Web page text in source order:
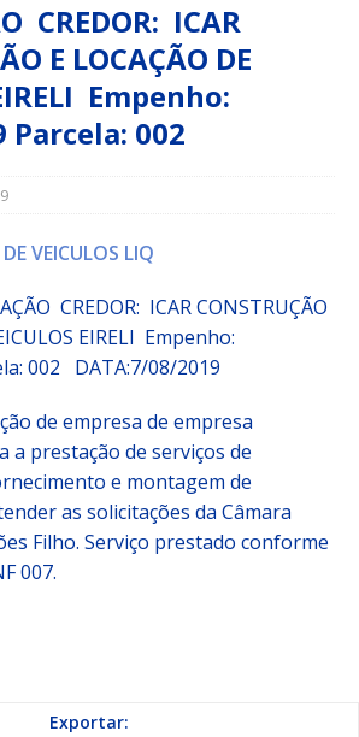
CREDOR: ICAR
E LOCAÇÃO DE
Empenho:
Parcela: 002
VEICULOS LIQ
CREDOR: ICAR CONSTRUÇÃO
EIRELI Empenho:
002 DATA:7/08/2019
de empresa de empresa
a prestação de serviços de
e montagem de
as solicitações da Câmara
Filho. Serviço prestado conforme
007.
Exportar: